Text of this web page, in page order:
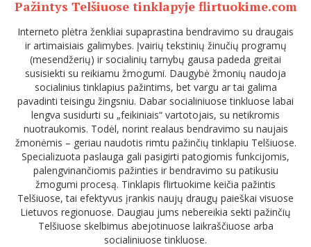
Pažintys Telšiuose tinklapyje flirtuokime.com
Interneto plėtra ženkliai supaprastina bendravimo su draugais
ir artimaisiais galimybes. Įvairių tekstinių žinučių programų
(mesendžerių) ir socialinių tarnybų gausa padeda greitai
susisiekti su reikiamu žmogumi. Daugybė žmonių naudoja
socialinius tinklapius pažintims, bet vargu ar tai galima
pavadinti teisingu žingsniu. Dabar socialiniuose tinkluose labai
lengva susidurti su „feikiniais“ vartotojais, su netikromis
nuotraukomis. Todėl, norint realaus bendravimo su naujais
žmonėmis – geriau naudotis rimtu pažinčių tinklapiu Telšiuose.
Specializuota paslauga gali pasigirti patogiomis funkcijomis,
palengvinančiomis pažinties ir bendravimo su patikusiu
žmogumi procesą. Tinklapis flirtuokime keičia pažintis
Telšiuose, tai efektyvus įrankis naujų draugų paieškai visuose
Lietuvos regionuose. Daugiau jums nebereikia sekti pažinčių
Telšiuose skelbimus abejotinuose laikraščiuose arba
socialiniuose tinkluose.